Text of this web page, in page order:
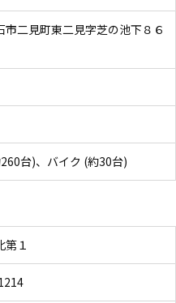
市二見町東二見字芝の池下８６
台)、バイク (約30台)
第１